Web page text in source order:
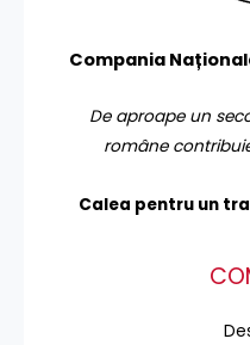
Compania
De aproape un
române
Calea pentru un